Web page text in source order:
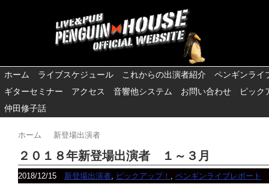
ホーム ライブスケジュール これからの出演者紹介
ペンギンライ
ギターセミナー
アクセス 音響他システム お問い合わせ
ピック
仲田修子話
ホーム 新登場出演者
２０１８年新登場出演者 １～３月
2018/12/15 新登場出演者, ピックアップ！ ,ペンギンライブレポート